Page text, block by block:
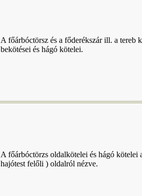
A főárbóctörsz és a főderékszár ill. a tereb
bekötései és hágó kötelei.
A főárbóctörzs oldalkötelei és hágó kötelei
hajótest felőli ) oldalról nézve.